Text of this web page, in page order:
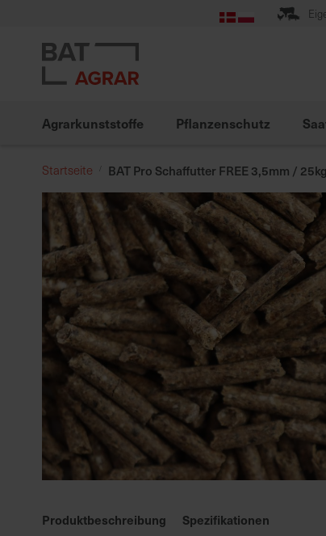
springen
Agrarkunststoffe Pflanzenschutz
Startseite BAT Pro Schaffutter FREE 3,5mm / 25kg
Ende
der
Bildgalerie
springen
der
Produktbeschreibung Spezifikationen